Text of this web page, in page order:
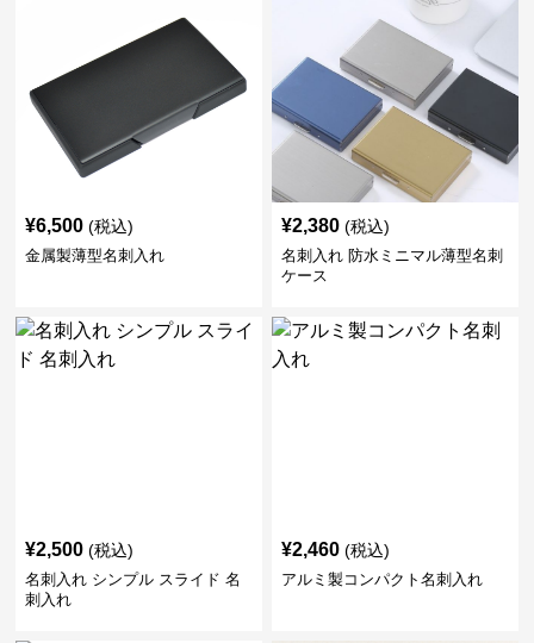
¥6,500 (税込)
金属製薄型名刺入れ
¥2,380 (税込)
名刺入れ 防水ミニマル薄型名刺
ケース
¥2,500 (税込)
名刺入れ シンプル スライド 名
刺入れ
¥2,460 (税込)
アルミ製コンパクト名刺入れ